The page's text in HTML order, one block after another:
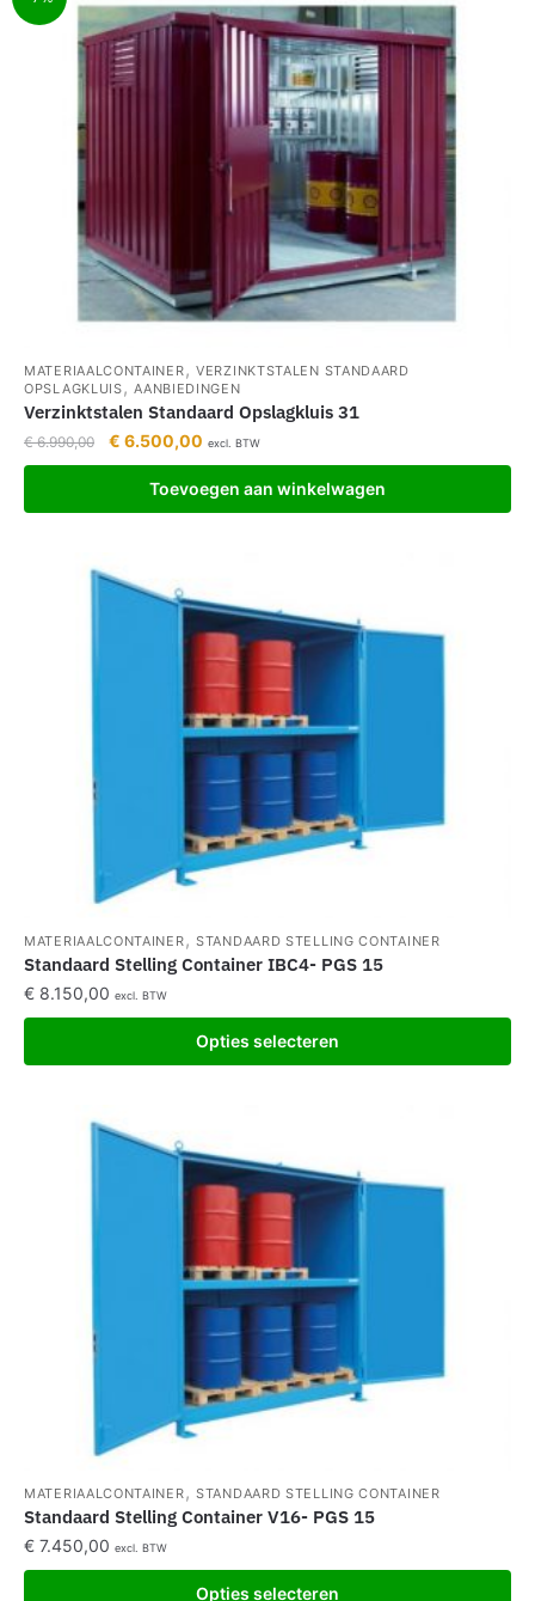
MATERIAALCONTAINER,VERZINKTSTALEN STANDAARD
OPSLAGKLUIS,AANBIEDINGEN
Verzinktstalen Standaard Opslagkluis 31
€6.990,00 € 6.500,00 excl. BTW
Toevoegen aan winkelwagen
MATERIAALCONTAINER,STANDAARD STELLING CONTAINER
Standaard Stelling Container IBC4- PGS 15
€ 8.150,00 excl. BTW
Opties selecteren
MATERIAALCONTAINER,STANDAARD STELLING CONTAINER
Standaard Stelling Container V16- PGS 15
€ 7.450,00 excl. BTW
Opties selecteren